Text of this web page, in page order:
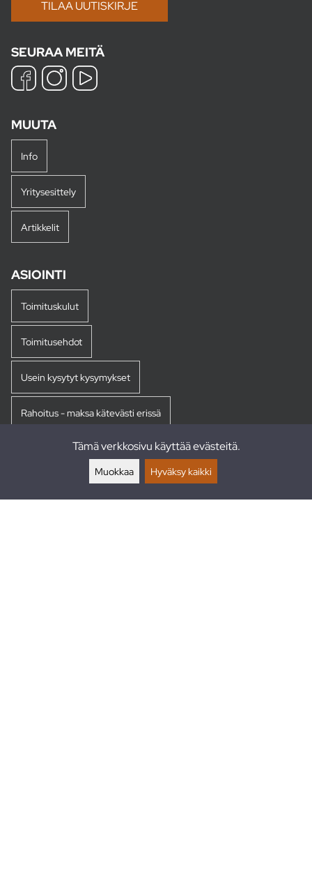
SEURAA MEITÄ
MUUTA
Info
Yritysesittely
Artikkelit
ASIOINTI
Toimituskulut
Toimitusehdot
Usein kysytyt kysymykset
Rahoitus - maksa kätevästi erissä
Tämä verkkosivu käyttää evästeitä.
Muokkaa Hyväksy kaikki